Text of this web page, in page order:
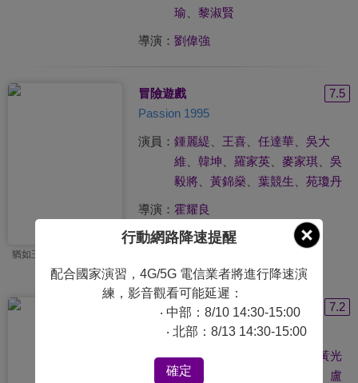
瑜
黎淑賢
導演： 劉偉強
猶如王家衛迷幻美學風格
冒險遊戲
7.5
Passion 1995
演員： 鍾麗緹 王喜、 任達華、 吳大
維
韓坤 羅家英、 麥家琪、 吳
毅將
黃錦燊 葉競生 苑瓊丹
導演： 霍耀良
霹靂先鋒
7.2
Final Justice
演員：李修賢
黃光
亮、
盧
行動網路降速提醒
配合國家演習，4G/5G 電信業者將進行降速演
練，影音觀看可能延遲：
‧ 中部：8/10 14:30-15:00
‧ 北部：8/13 14:30-15:00
確定